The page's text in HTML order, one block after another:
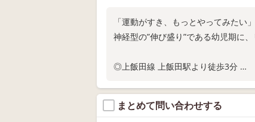
「運動がすき、もっとやってみたい」
神経型の”伸び盛り”である幼児期に
◎上飯田線 上飯田駅より徒歩3分
◎スタジオ体験随時実施中
お電話またはWEB問い合わせにてお
まとめて問い合わせする